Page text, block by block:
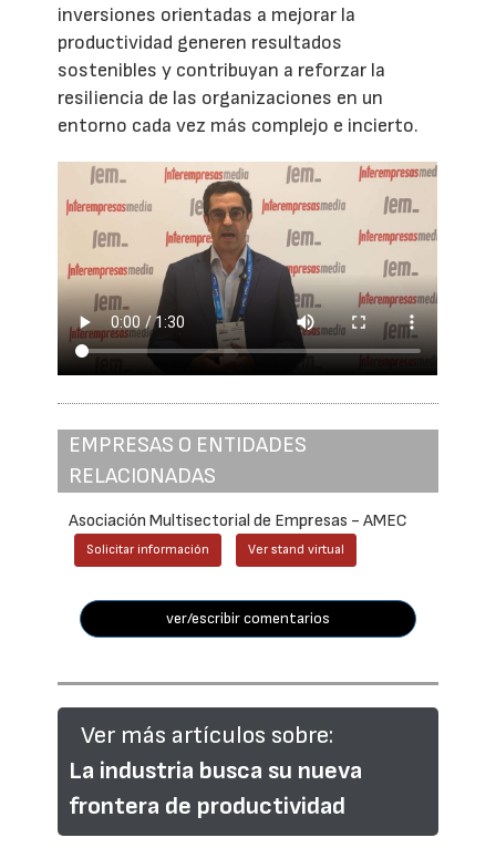
inversiones orientadas a mejorar la
productividad generen resultados
sostenibles y contribuyan a reforzar la
resiliencia de las organizaciones en un
entorno cada vez más complejo e incierto.
EMPRESAS O ENTIDADES
RELACIONADAS
Asociación Multisectorial de Empresas - AMEC
Solicitar información Ver stand virtual
ver/escribir comentarios
Ver más artículos sobre:
La industria busca su nueva
frontera de productividad